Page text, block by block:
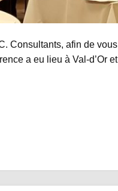
Consultants, afin de vous
a eu lieu à Val-d’Or et